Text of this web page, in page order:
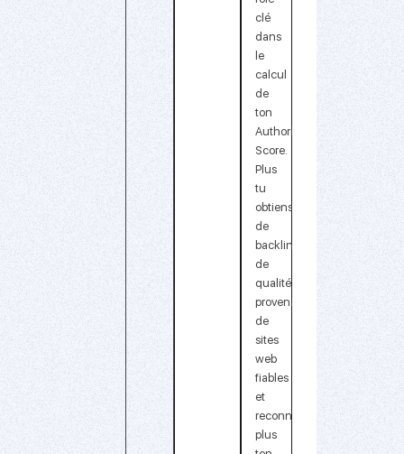
clé
dans
le
calcul
de
ton
Authority
Score.
Plus
tu
obtiens
de
backlinks
de
qualité,
provenant
de
sites
web
fiables
et
reconnus
plus